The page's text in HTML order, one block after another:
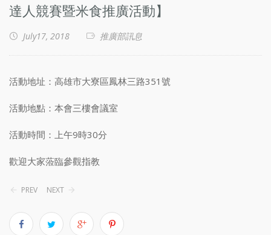
達人競賽暨米食推廣活動】
July17, 2018 推廣部訊息
活動地址：高雄市大寮區鳳林三路351號
活動地點：本會三樓會議室
活動時間：上午9時30分
歡迎大家蒞臨參觀指教
PREV NEXT